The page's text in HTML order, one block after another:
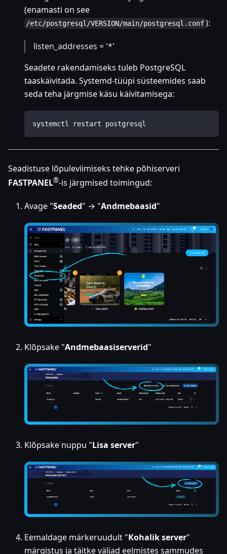
(enamasti on see
/etc/postgresql/VERSION/main/postgresql.conf ):
listen_addresses = '*'
Seadete rakendamiseks tuleb PostgreSQL
taaskäivitada. Systemd-tüüpi süsteemides saab
seda teha järgmise käsu käivitamisega:
systemctl restart postgresql
Seadistuse lõpuleviimiseks tehke põhiserveri
FASTPANEL®-is järgmised toimingud:
Avage "Seaded" → "Andmebaasid"
Klõpsake "Andmebaasiserverid"
Klõpsake nuppu "Lisa server"
Eemaldage märkeruudult "Kohalik server"
märgistus ja täitke väljad eelmistes sammudes